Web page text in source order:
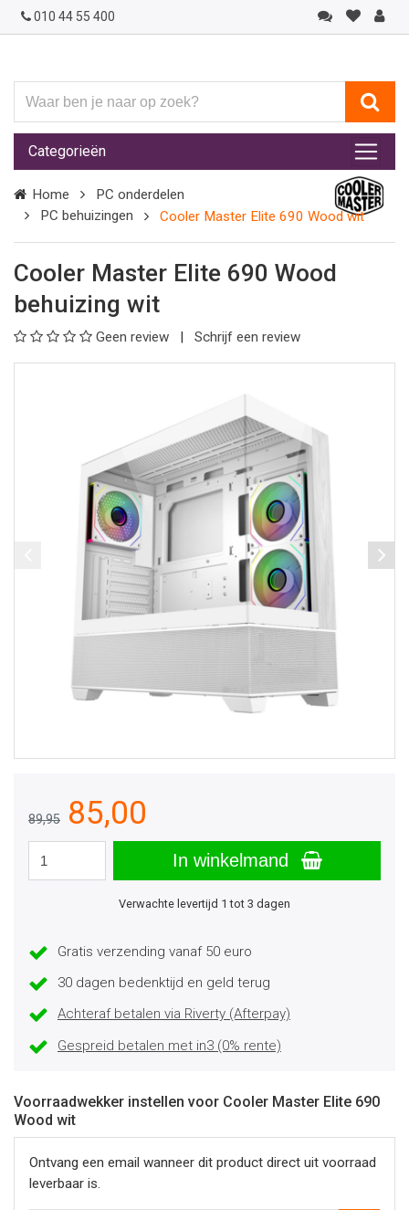
010 44 55 400
ben
je
naar
op
zoek?
Categorieën
Home
PC onderdelen
PC behuizingen
Cooler Master Elite 690 Wood wit
Cooler Master Elite 690 Wood
behuizing wit
Geen review Schrijf een review
89,95 85,00
In winkelmand
Verwachte levertijd 1 tot 3 dagen
Gratis verzending vanaf 50 euro
30 dagen bedenktijd en geld terug
Achteraf betalen via Riverty (Afterpay)
Gespreid betalen met in3 (0% rente)
Voorraadwekker instellen voor Cooler Master Elite 690
Wood wit
Ontvang een email wanneer dit product direct uit voorraad
leverbaar is.